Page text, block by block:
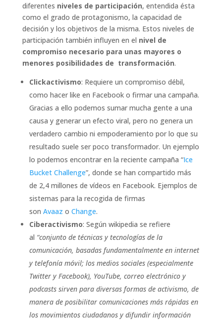
diferentes niveles de participación, entendida ésta
como el grado de protagonismo, la capacidad de
decisión y los objetivos de la misma. Estos niveles de
participación también influyen en el nivel de
compromiso necesario para unas mayores o
menores posibilidades de transformación.
Clickactivismo: Requiere un compromiso débil,
como hacer like en Facebook o firmar una campaña.
Gracias a ello podemos sumar mucha gente a una
causa y generar un efecto viral, pero no genera un
verdadero cambio ni empoderamiento por lo que su
resultado suele ser poco transformador. Un ejemplo
lo podemos encontrar en la reciente campaña “Ice
Bucket Challenge”, donde se han compartido más
de 2,4 millones de vídeos en Facebook. Ejemplos de
sistemas para la recogida de firmas
son Avaaz o Change.
Ciberactivismo: Según wikipedia se refiere
al “conjunto de técnicas y tecnologías de la
comunicación, basadas fundamentalmente en internet
y telefonía móvil; los medios sociales (especialmente
Twitter y Facebook), YouTube, correo electrónico y
podcasts sirven para diversas formas de activismo, de
manera de posibilitar comunicaciones más rápidas en
los movimientos ciudadanos y difundir información